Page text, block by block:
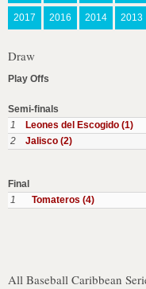
2017 2016 2014 2013
Draw
Play Offs
Semi-finals
1
Leones del Escogido (1)
2
Jalisco (2)
Final
1
Tomateros (4)
All Baseball Caribbean